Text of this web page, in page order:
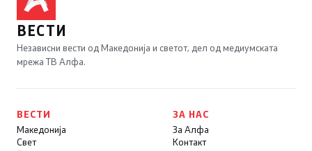
ВЕСТИ
Независни вести од Македонија и светот, дел од медиумската
мрежа ТВ Алфа.
ВЕСТИ
Македонија
Свет
ЗА НАС
За Алфа
Контакт